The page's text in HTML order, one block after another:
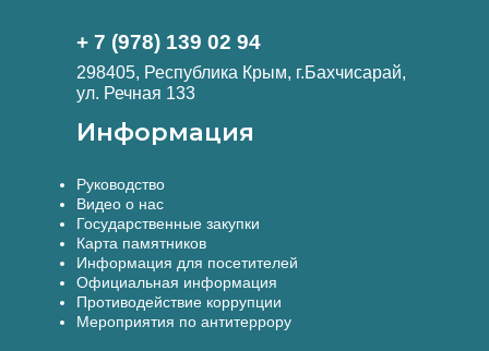
+ 7 (978) 139 02 94
298405, Республика Крым, г.Бахчисарай,
ул. Речная 133
Информация
Руководство
Видео о нас
Государственные закупки
Карта памятников
Информация для посетителей
Официальная информация
Противодействие коррупции
Мероприятия по антитеррору